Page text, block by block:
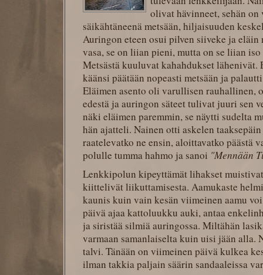
olivat hävinneet, sehän
säikähtäneenä metsään, hiljaisuuden
Auringon eteen osui pilven siiveke ja
vasa, se on liian pieni, mutta on se liian
Metsästä kuuluvat kahahdukset
käänsi päätään nopeasti metsään ja
Eläimen asento oli varullisen rauhallinen,
edestä ja auringon säteet tulivat juuri sen
näki eläimen paremmin, se näytti sudelta
hän ajatteli. Nainen otti askelen
raatelevatko ne ensin, aloittavatko päästä
polulle tumma hahmo ja sanoi "Mennään
Lenkkipolun kipeyttämät lihakset
kiittelivät liikuttamisesta. Aamukaste
kaunis kuin vain kesän viimeinen aamu
päivä ajaa kattoluukku auki, antaa
ja siristää silmiä auringossa. Miltähän
varmaan samanlaiselta kuin uisi jään alla.
talvi. Tänään on viimeinen päivä kulkea
ilman takkia paljain säärin sandaaleissa